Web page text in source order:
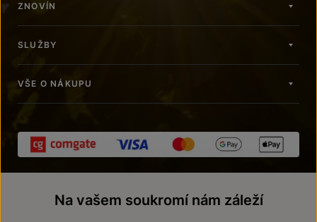
ZNOVÍN
SLUŽBY
VŠE O NÁKUPU
Na vašem soukromí nám záleží